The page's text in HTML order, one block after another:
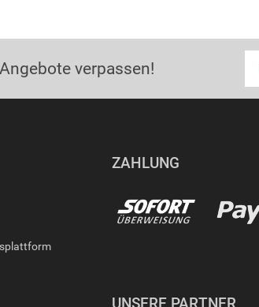
verpassen!
ZAHLUNG
UNSERE PARTNER